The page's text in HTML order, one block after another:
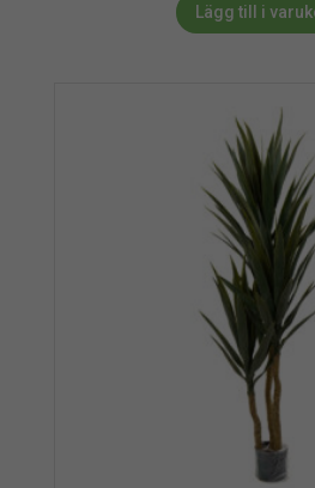
Lägg till i